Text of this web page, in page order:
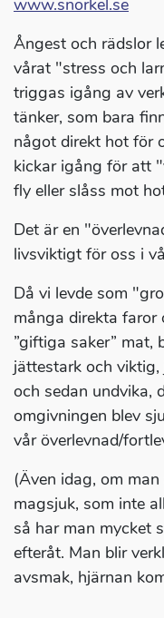
www.snorkel.se
Ångest och rädslor
vårat "stress och
triggas igång av
tänker, som bara
något direkt hot för
kickar igång för att
fly eller slåss mot
Det är en
livsviktigt för oss i
Då vi levde som
många direkta faror
”giftiga saker” mat,
jättestark och
och sedan undvika,
omgivningen blev
vår överlevnad/
(Även idag, om
magsjuk, som inte
så har man mycket
efteråt. Man blir
avsmak, hjärnan